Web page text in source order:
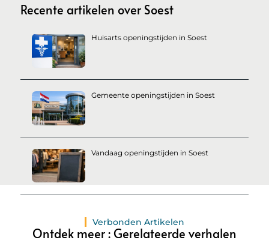
Recente artikelen over Soest
Huisarts openingstijden in Soest
Gemeente openingstijden in Soest
Vandaag openingstijden in Soest
Verbonden Artikelen
Ontdek meer : Gerelateerde verhalen